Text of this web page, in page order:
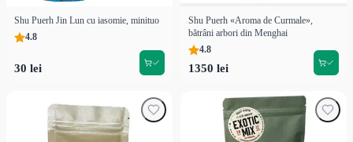
Shu Puerh Jin Lun cu iasomie, minituo
4.8
30 lei
Shu Puerh «Aroma de Curmale»,
bătrâni arbori din Menghai
4.8
1350 lei